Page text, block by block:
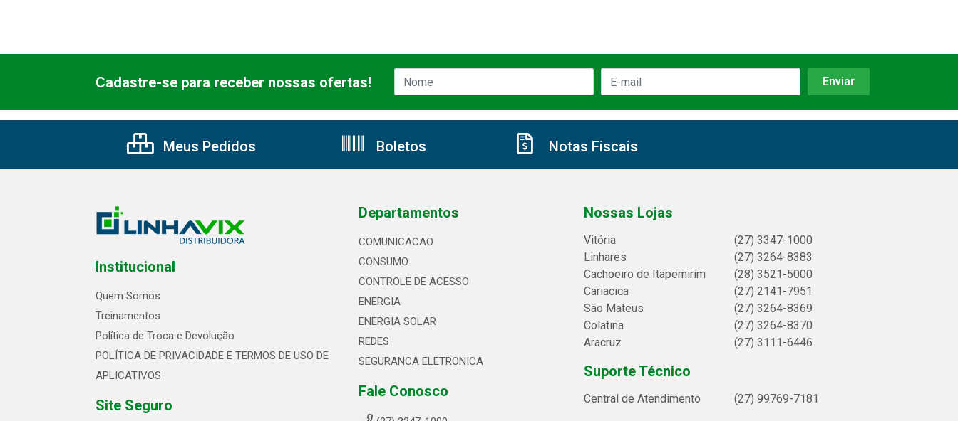
Cadastre-se para receber nossas ofertas!
Meus Pedidos Boletos Notas Fiscais
Institucional
Quem Somos
Treinamentos
Política de Troca e Devolução
POLÍTICA DE PRIVACIDADE E TERMOS DE USO DE
APLICATIVOS
Site Seguro
Departamentos
COMUNICACAO
CONSUMO
CONTROLE DE ACESSO
ENERGIA
ENERGIA SOLAR
REDES
SEGURANCA ELETRONICA
Fale Conosco
Nossas Lojas
Vitória
(27) 3347-1000
Linhares
(27) 3264-8383
Cachoeiro de Itapemirim
(28) 3521-5000
Cariacica
(27) 2141-7951
São Mateus
(27) 3264-8369
Colatina
(27) 3264-8370
Aracruz
(27) 3111-6446
Suporte Técnico
Central de Atendimento (27) 99769-7181